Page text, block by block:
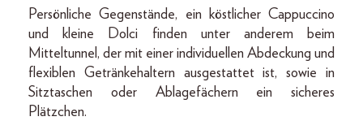
Persönliche Gegenstände, ein köstlicher Cappuccino
und kleine Dolci finden unter anderem beim
Mitteltunnel, der mit einer individuellen Abdeckung und
flexiblen Getränkehaltern ausgestattet ist, sowie in
Sitztaschen oder Ablagefächern ein sicheres
Plätzchen.